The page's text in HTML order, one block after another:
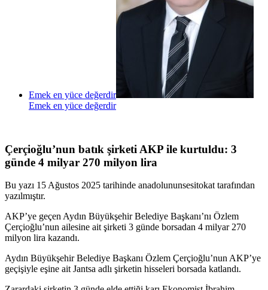
Emek en yüce değerdir
Emek en yüce değerdir
Çerçioğlu’nun batık şirketi AKP ile kurtuldu: 3
günde 4 milyar 270 milyon lira
Bu yazı 15 Ağustos 2025 tarihinde anadolununsesitokat tarafından
yazılmıştır.
AKP’ye geçen Aydın Büyükşehir Belediye Başkanı’nı Özlem
Çerçioğlu’nun ailesine ait şirketi 3 günde borsadan 4 milyar 270
milyon lira kazandı.
Aydın Büyükşehir Belediye Başkanı Özlem Çerçioğlu’nun AKP’ye
geçişiyle eşine ait Jantsa adlı şirketin hisseleri borsada katlandı.